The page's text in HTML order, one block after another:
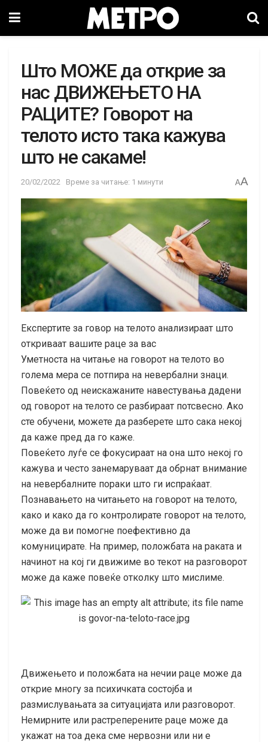
Што МОЖЕ да открие за
нас ДВИЖЕЊЕТО НА
РАЦИТЕ? Говорот на
телото исто така кажува
што не сакаме!
20/02/2022 Време за читање: 1 минути AA
Експертите за говор на телото анализираат што
откриваат вашите раце за вас
Уметноста на читање на говорот на телото во
голема мера се потпира на невербални знаци.
Повеќето од неискажаните навестувања дадени
од говорот на телото се разбираат потсвесно. Ако
сте обучени, можете да разберете што сака некој
да каже пред да го каже.
Повеќето луѓе се фокусираат на она што некој го
кажува и често занемаруваат да обрнат внимание
на невербалните пораки што ги испраќаат.
Познавањето на читањето на говорот на телото,
како и како да го контролирате говорот на телото,
може да ви помогне поефективно да
комуницирате. На пример, положбата на раката и
начинот на кој ги движиме во текот на разговорот
може да каже повеќе отколку што мислиме.
Движењето и положбата на нечии раце може да
открие многу за психичката состојба и
размислувањата за ситуацијата или разговорот.
Немирните или растреперените раце може да
укажат на тоа дека сме нервозни или ни е